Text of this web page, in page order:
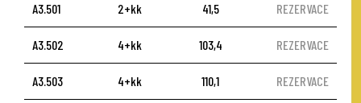
A3.501 2+kk 41,5 REZERVACE
A3.502 4+kk 103,4 REZERVACE
A3.503 4+kk 110,1 REZERVACE